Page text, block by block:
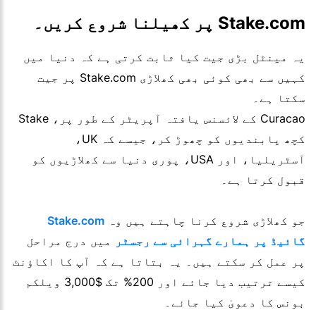
Stake.com پر کھیلنا شروع کریں۔
یہ مینٹل بڑی جیت کیا ثابت کرتی ہے کہ دنیا میں
کہیں سے بھی کوئی بھی کھلاڑی Stake.com پر جیت
سکتا ہے۔
Curacao کے لائسنس یافتہ آپریٹر کے طور پر، Stake
کچھ پابندیوں کو چھوڑ کر، جیسے کہ UK،
آسٹریلیا، اور USA، پوری دنیا سے کھلاڑیوں کو
قبول کرتا ہے۔
جو کھلاڑی شروع کرنا چاہتے ہیں وہ Stake.com
گائیڈ پر ہمارے گہرائی سے رجسٹر
میں درج مراحل
پر عمل کر سکتے ہیں۔ یہ بتاتا ہے کہ آپ کا اکاؤنٹ
کیسے ترتیب دیا جائے اور 200% تک $3,000 ویلکم
بونس کا دعویٰ کیا جائے۔